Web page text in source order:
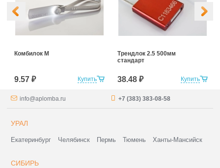
Купить
Комбилок М
9.57 ₽ Купить
Трендлок 2.5 500мм
стандарт
38.48 ₽
info@aplomba.ru +7 (383) 383-08-58
УРАЛ
Екатеринбург Челябинск Пермь Тюмень Ханты-Мансийск
СИБИРЬ